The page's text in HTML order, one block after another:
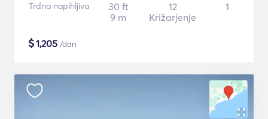
Trdna napihljiva
30 ft
9 m
12
Križarjenje
1
$1,205 /dan